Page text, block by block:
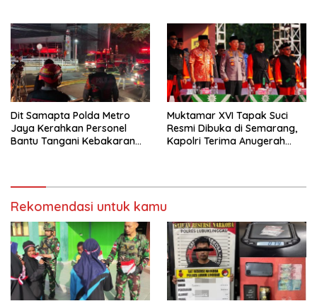
Dit Samapta Polda Metro
Jaya Kerahkan Personel
Bantu Tangani Kebakaran
Muktamar XVI Tapak Suci
Resmi Dibuka di Semarang,
Kapolri Terima Anugerah
Rekomendasi untuk kamu